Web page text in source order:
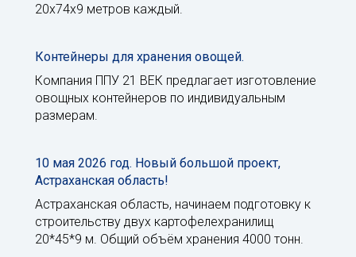
20x74x9 метров каждый.
Контейнеры для хранения овощей.
Компания ППУ 21 ВЕК предлагает изготовление
овощных контейнеров по индивидуальным
размерам.
10 мая 2026 год. Новый большой проект,
Астраханская область!
Астраханская область, начинаем подготовку к
строительству двух картофелехранилищ
20*45*9 м. Общий объём хранения 4000 тонн.